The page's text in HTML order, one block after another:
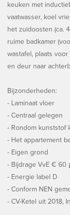
keuken met
vaatwasser, koel
het zuidoosten (ca.
ruime badkamer
wastafel, plaats
en deur naar
Bijzonderheden:
- Laminaat vloer
- Centraal gelegen
- Rondom kunststof
- Het appartement
- Eigen grond
- Bijdrage VvE € 60
- Energie label D
- Conform NEN
- CV-Ketel uit 2018,